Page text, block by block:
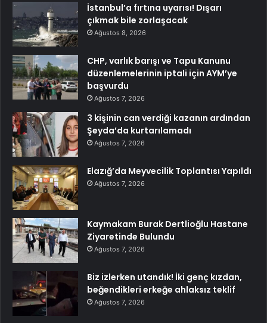
İstanbul’a fırtına uyarısı! Dışarı
çıkmak bile zorlaşacak
Ağustos 8, 2026
CHP, varlık barışı ve Tapu Kanunu
düzenlemelerinin iptali için AYM’ye
başvurdu
Ağustos 7, 2026
3 kişinin can verdiği kazanın ardından
Şeyda’da kurtarılamadı
Ağustos 7, 2026
Elazığ’da Meyvecilik Toplantısı Yapıldı
Ağustos 7, 2026
Kaymakam Burak Dertlioğlu Hastane
Ziyaretinde Bulundu
Ağustos 7, 2026
Biz izlerken utandık! İki genç kızdan,
beğendikleri erkeğe ahlaksız teklif
Ağustos 7, 2026